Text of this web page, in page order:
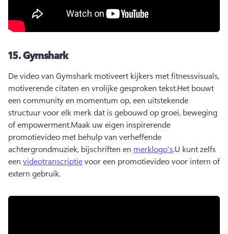
15.Gymshark
De video van Gymshark motiveert kijkers met fitnessvisuals,
motiverende citaten en vrolijke gesproken tekst.Het bouwt
een community en momentum op, een uitstekende
structuur voor elk merk dat is gebouwd op groei, beweging
of empowerment.Maak uw eigen inspirerende
promotievideo met behulp van verheffende
achtergrondmuziek, bijschriften en merklogo's.U kunt zelfs
een videotranscriptie voor een promotievideo voor intern of
extern gebruik.